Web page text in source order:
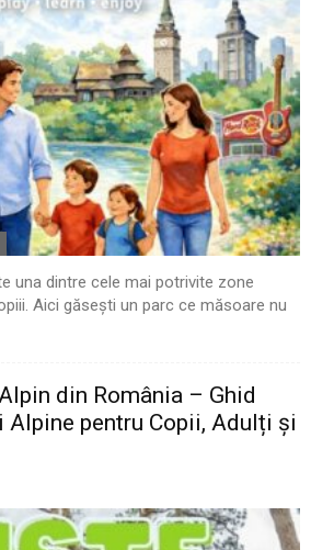
una dintre cele mai potrivite zone
Aici găsești un parc ce măsoare nu
din România – Ghid
Alpine pentru Copii, Adulți și